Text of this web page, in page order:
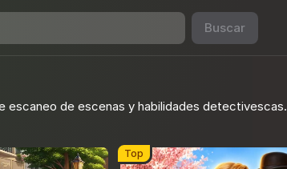
Buscar
escaneo de escenas y habilidades detectivescas.
Top